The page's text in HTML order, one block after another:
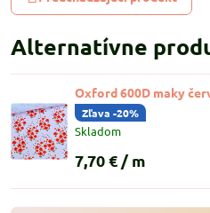
Alternatívne
Oxford 600D maky
Zľava -20%
Skladom
7,70 € / m